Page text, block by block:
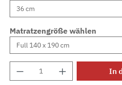
Matratzengröße wählen
Produkt Anzahl: GibIn